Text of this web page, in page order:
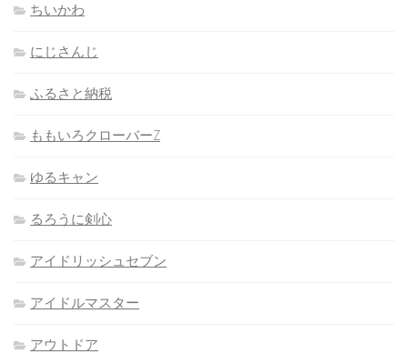
ちいかわ
にじさんじ
ふるさと納税
ももいろクローバーZ
ゆるキャン
るろうに剣心
アイドリッシュセブン
アイドルマスター
アウトドア